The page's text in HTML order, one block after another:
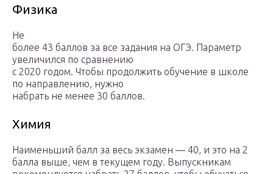
Физика
Не
более 43 баллов за все задания на ОГЭ. Параметр
увеличился по сравнению
с 2020 годом. Чтобы продолжить обучение в школе
по направлению, нужно
набрать не менее 30 баллов.
Химия
Наименьший балл за весь экзамен — 40, и это на 2
балла выше, чем в текущем году. Выпускникам